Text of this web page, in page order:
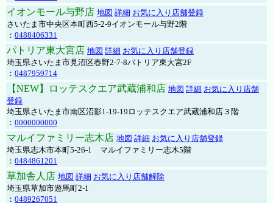
イオンモール与野店 地図 詳細 お気に入り店舗登録
さいたま市中央区本町西5-2-9イオンモール与野2階
： 0488406331
パトリア東大宮店 地図 詳細 お気に入り店舗登録
埼玉県さいたま市見沼区春野2-7-8パトリア東大宮2F
： 0487959714
【NEW】ロッテスクエア武蔵浦和店 地図 詳細 お気に入り店舗
登録
埼玉県さいたま市南区沼影1-19-19ロッテスクエア武蔵浦和店３階
： 0000000000
マルイファミリー志木店 地図 詳細 お気に入り店舗登録
埼玉県志木市本町5-26-1 マルイファミリー志木5階
： 0484861201
草加舎人店 地図 詳細 お気に入り店舗解除
埼玉県草加市遊馬町2-1
： 0489267051